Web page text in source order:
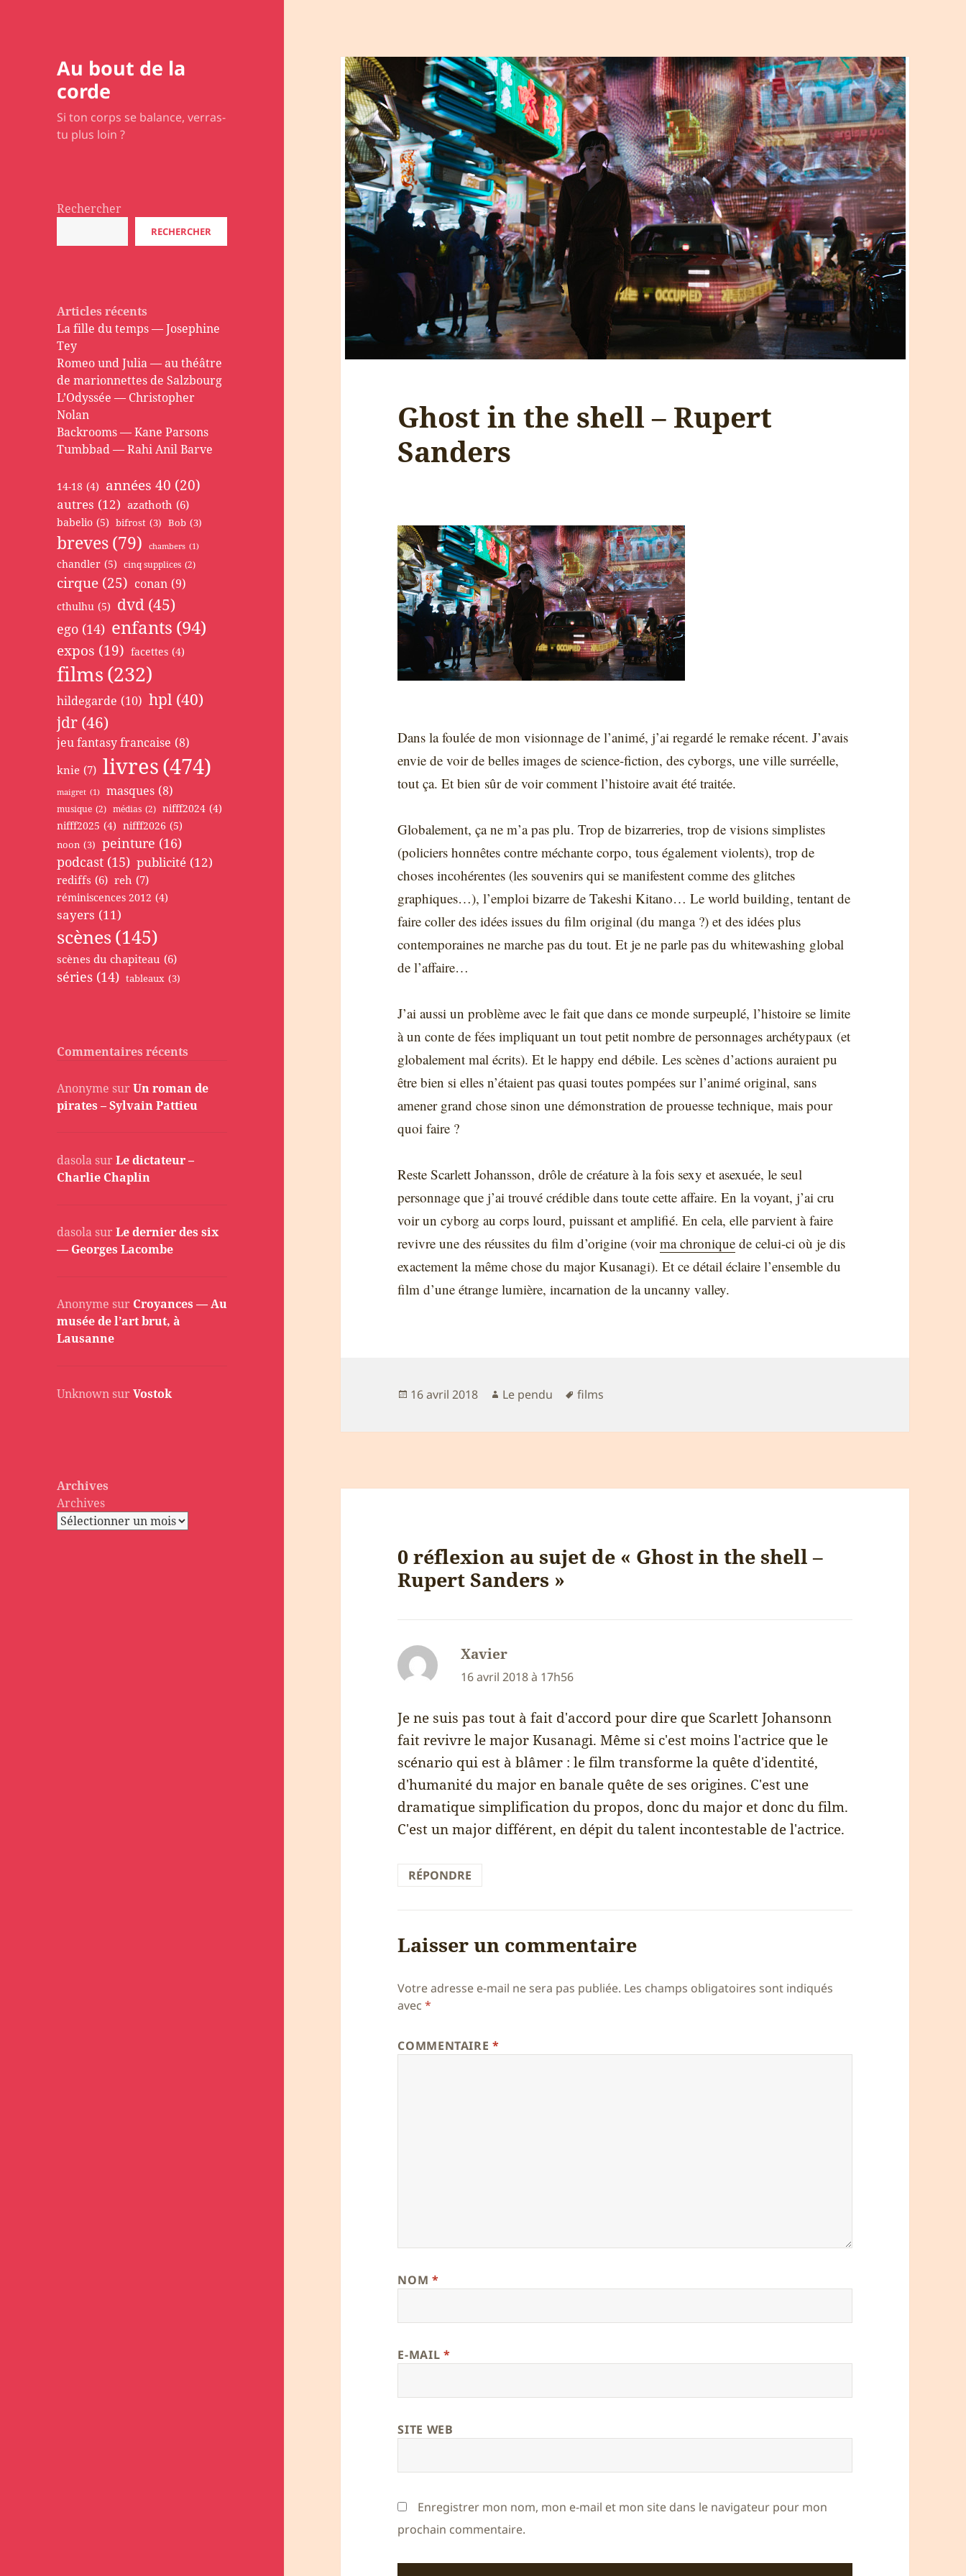
Au bout de la
corde
Si ton corps se balance, verras-
tu plus loin ?
Rechercher
RECHERCHER
Articles récents
La fille du temps — Josephine
Tey
Romeo und Julia — au théâtre
de marionnettes de Salzbourg
L’Odyssée — Christopher
Nolan
Backrooms — Kane Parsons
Tumbbad — Rahi Anil Barve
14-18 (4) années 40 (20)
autres (12) azathoth (6)
babelio (5) bifrost (3) Bob (3)
breves(79) chambers (1)
chandler (5) cinq supplices (2)
cirque (25) conan (9)
cthulhu (5) dvd (45)
ego (14) enfants (94)
expos (19) facettes (4)
films(232)
hildegarde (10) hpl (40)
jdr (46)
jeu fantasy francaise (8)
knie (7) livres(474)
maigret (1) masques (8)
musique (2) médias (2) nifff2024 (4)
nifff2025 (4) nifff2026 (5)
noon (3) peinture (16)
podcast (15) publicité (12)
rediffs (6) reh (7)
réminiscences 2012 (4)
sayers (11)
scènes(145)
scènes du chapiteau (6)
séries (14) tableaux (3)
Commentaires récents
Anonyme surUn roman de
pirates – Sylvain Pattieu
dasolasurLe dictateur –
Charlie Chaplin
dasolasurLe dernier des six
— Georges Lacombe
Anonyme sur Croyances — Au
musée de l’art brut, à
Lausanne
UnknownsurVostok
Archives
Archives
Ghost in the shell – Rupert
Sanders
Dans la foulée de mon visionnage de l’animé, j’ai regardé le remake récent. J’avais
envie de voir de belles images de science-fiction, des cyborgs, une ville surréelle,
tout ça. Et bien sûr de voir comment l’histoire avait été traitée.
Globalement, ça ne m’a pas plu. Trop de bizarreries, trop de visions simplistes
(policiers honnêtes contre méchante corpo, tous également violents), trop de
choses incohérentes (les souvenirs qui se manifestent comme des glitches
graphiques…), l’emploi bizarre de Takeshi Kitano… Le world building, tentant de
faire coller des idées issues du film original (du manga ?) et des idées plus
contemporaines ne marche pas du tout. Et je ne parle pas du whitewashing global
de l’affaire…
J’ai aussi un problème avec le fait que dans ce monde surpeuplé, l’histoire se limite
à un conte de fées impliquant un tout petit nombre de personnages archétypaux (et
globalement mal écrits). Et le happy end débile. Les scènes d’actions auraient pu
être bien si elles n’étaient pas quasi toutes pompées sur l’animé original, sans
amener grand chose sinon une démonstration de prouesse technique, mais pour
quoi faire ?
Reste Scarlett Johansson, drôle de créature à la fois sexy et asexuée, le seul
personnage que j’ai trouvé crédible dans toute cette affaire. En la voyant, j’ai cru
voir un cyborg au corps lourd, puissant et amplifié. En cela, elle parvient à faire
revivre une des réussites du film d’origine (voirma chronique de celui-ci où je dis
exactement la même chose du major Kusanagi). Et ce détail éclaire l’ensemble du
film d’une étrange lumière, incarnation de la uncanny valley.
Publié
16 avril 2018 Auteur
Le pendu
Mots-
films
0 réflexion au sujet de « Ghost in the shell –
Rupert Sanders »
Xavier
16 avril 2018 à 17h56
Je ne suis pas tout à fait d'accord pour dire que Scarlett Johansonn
fait revivre le major Kusanagi. Même si c'est moins l'actrice que le
scénario qui est à blâmer : le film transforme la quête d'identité,
d'humanité du major en banale quête de ses origines. C'est une
dramatique simplification du propos, donc du major et donc du film.
C'est un major différent, en dépit du talent incontestable de l'actrice.
RÉPONDRE
Laisser un commentaire
Votre adresse e-mail ne sera pas publiée. Les champs obligatoires sont indiqués
avec*
COMMENTAIRE*
NOM *
E-MAIL *
SITE WEB
Enregistrer mon nom, mon e-mail et mon site dans le navigateur pour mon
prochain commentaire.